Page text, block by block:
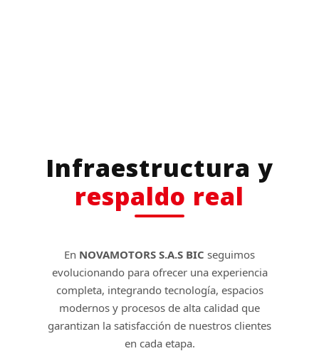
Infraestructura y
respaldo real
En NOVAMOTORS S.A.S BIC seguimos
evolucionando para ofrecer una experiencia
completa, integrando tecnología, espacios
modernos y procesos de alta calidad que
garantizan la satisfacción de nuestros clientes
en cada etapa.